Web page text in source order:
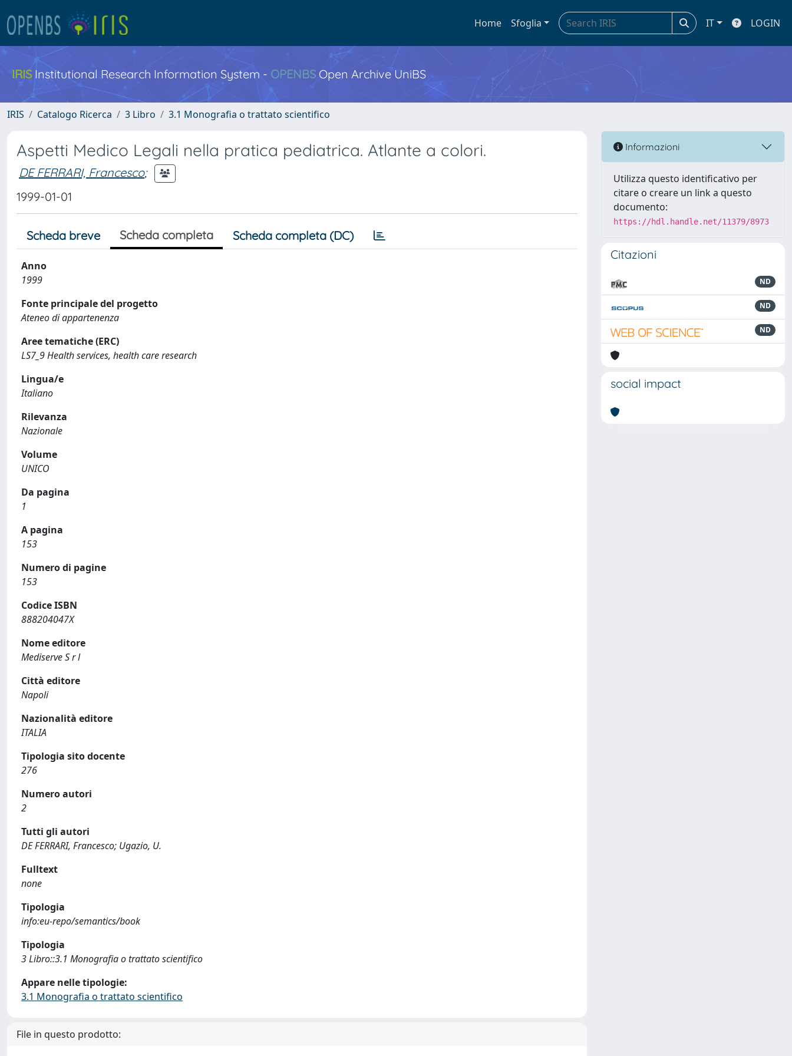
Home Sfoglia IT LOGIN
IRIS Institutional Research Information System - OPENBS Open Archive UniBS
IRIS Catalogo Ricerca 3 Libro 3.1 Monografia o trattato scientifico
Aspetti Medico Legali nella pratica pediatrica. Atlante a colori.
DE FERRARI, Francesco;
1999-01-01
Scheda breve Scheda completa Scheda completa (DC)
Anno
1999
Fonte principale del progetto
Ateneo di appartenenza
Aree tematiche (ERC)
LS7_9 Health services, health care research
Lingua/e
Italiano
Rilevanza
Nazionale
Volume
UNICO
Da pagina
1
A pagina
153
Numero di pagine
153
Codice ISBN
888204047X
Nome editore
Mediserve S r l
Città editore
Napoli
Nazionalità editore
ITALIA
Tipologia sito docente
276
Numero autori
2
Tutti gli autori
DE FERRARI, Francesco; Ugazio, U.
Fulltext
none
Tipologia
info:eu-repo/semantics/book
Tipologia
3 Libro::3.1 Monografia o trattato scientifico
Appare nelle tipologie:
3.1 Monografia o trattato scientifico
File in questo prodotto:
Informazioni
Utilizza questo identificativo per
citare o creare un link a questo
documento:
https://hdl.handle.net/11379/8973
Citazioni
ND
ND
ND
social impact